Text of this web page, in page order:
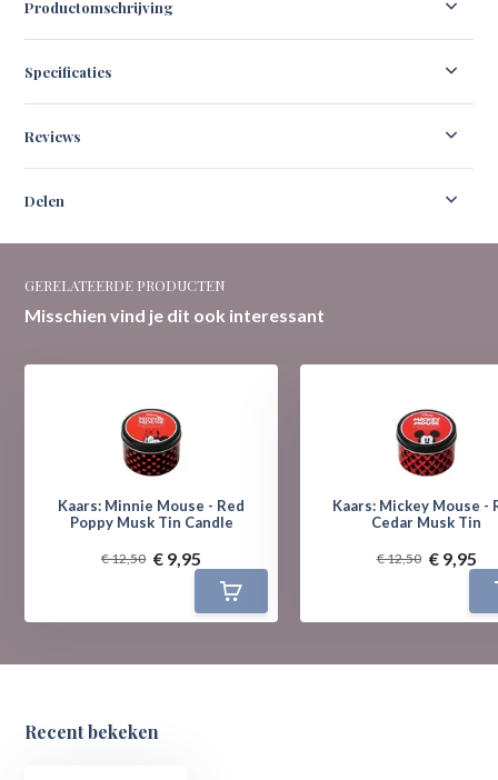
Productomschrijving
Specificaties
Reviews
Delen
GERELATEERDE PRODUCTEN
Misschien vind je dit ook interessant
Kaars: Minnie Mouse - Red
Poppy Musk Tin Candle
€ 12,50 € 9,95
Kaars: Mickey Mouse -
Cedar Musk Tin
€ 12,50 € 9,95
Recent bekeken